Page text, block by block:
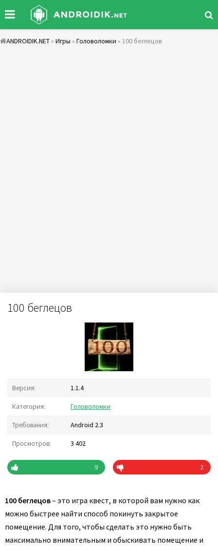
ANDROIDIK.NET » Игры » Головоломки » 100 беглецов
100 беглецов
Версия: 1.1.4
Категория: Головоломки
Требования: Android 2.3
Просмотров: 3 402
9 2
100 беглецов– это игра квест, в которой вам нужно как
можно быстрее найти способ покинуть закрытое
помещение. Для того, чтобы сделать это нужно быть
максимально внимательным и обыскивать помещение и